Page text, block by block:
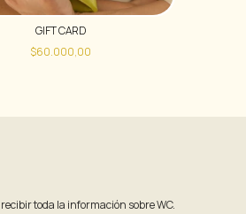
GIFT CARD
$60.000,00
toda la información sobre WC.